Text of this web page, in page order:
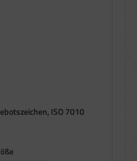
ISO 7010
auswählen